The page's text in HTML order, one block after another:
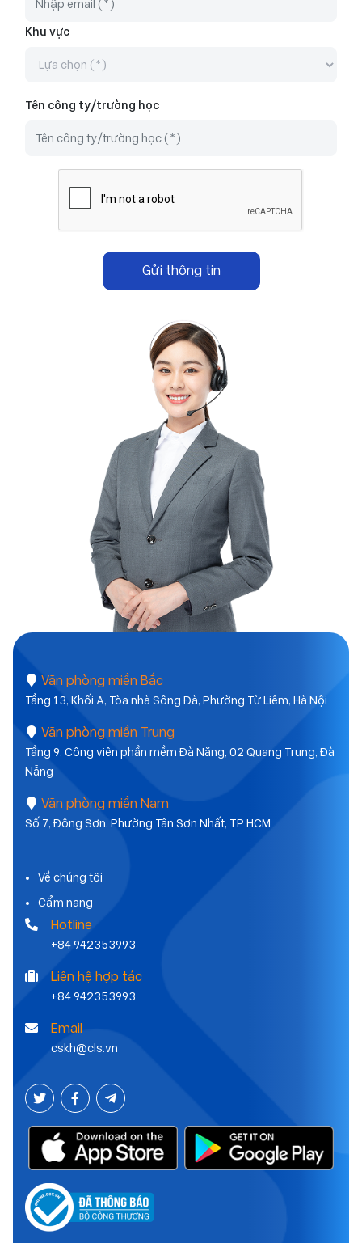
Khu vực
Tên công ty/trường học
Gửi thông tin
Văn phòng miền Bắc
Tầng 13, Khối A, Tòa nhà Sông Đà, Phường Từ Liêm, Hà Nội
Văn phòng miền Trung
Tầng 9, Công viên phần mềm Đà Nẵng, 02 Quang Trung, Đà
Nẵng
Văn phòng miền Nam
Số 7, Đông Sơn, Phường Tân Sơn Nhất, TP HCM
Về chúng tôi
Cẩm nang
Hotline
+84 942353993
Liên hệ hợp tác
+84 942353993
Email
cskh@cls.vn